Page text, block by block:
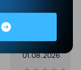
Ekaterina C.
01.08.2026